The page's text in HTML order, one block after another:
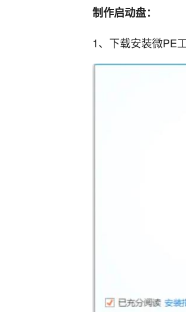
制作启动盘：
1、下载安装微PE